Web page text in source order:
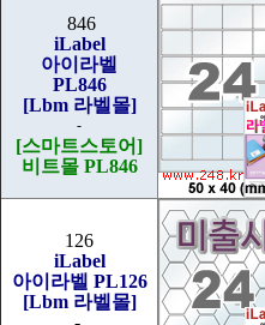
846
iLabel
아이라벨
PL846
[Lbm 라벨몰]
-
[스마트스토어]
비트몰 PL846
126
iLabel
아이라벨 PL126
[Lbm 라벨몰]